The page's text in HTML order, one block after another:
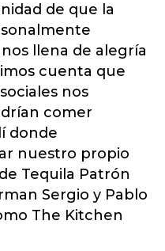
de que la
llena de alegría
cuenta que
nos
comer
donde
nuestro propio
Tequila Patrón
Sergio y Pablo
The Kitchen